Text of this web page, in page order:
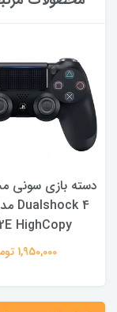
HighCopy
1,950,000 تومان